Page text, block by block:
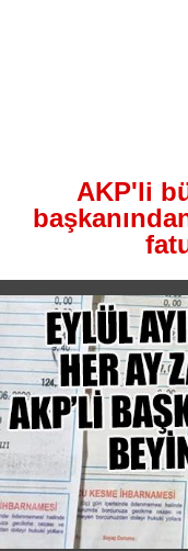
AKP'li